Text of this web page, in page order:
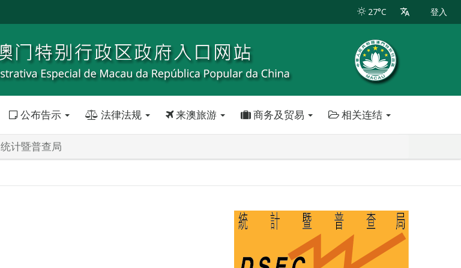
27°C 登入
公布告示 法律法规 来澳旅游 商务及贸易 相关连结
统计暨普查局